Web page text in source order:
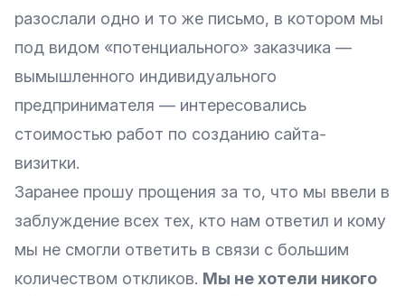
разослали одно и то же письмо, в котором мы
под видом «потенциального» заказчика —
вымышленного индивидуального
предпринимателя — интересовались
стоимостью работ по созданию сайта-
визитки.
Заранее прошу прощения за то, что мы ввели в
заблуждение всех тех, кто нам ответил и кому
мы не смогли ответить в связи с большим
количеством откликов. Мы не хотели никого